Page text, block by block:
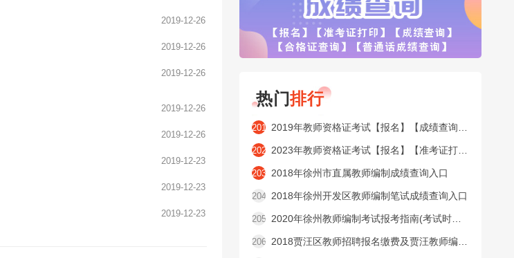
2019-12-26
2019-12-26
2019-12-26
2019-12-26
2019-12-26
2019-12-23
2019-12-23
2019-12-23
热门排行
201 2019年教师资格证考试【报名】【成绩查询】【合格证查询】【普通话成绩查询】窗口
202 2023年教师资格证考试【报名】【准考证打印】【成绩查询】【合格证查询】【普通话成绩查询】窗口
203 2018年徐州市直属教师编制成绩查询入口
204 2018年徐州开发区教师编制笔试成绩查询入口
205 2020年徐州教师编制考试报考指南(考试时间内容 )
206 2018贾汪区教师招聘报名缴费及贾汪教师编制准考证打印入口